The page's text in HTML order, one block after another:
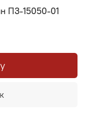
П3-15050-01